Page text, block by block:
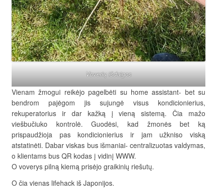
Voverių išdaigos
Vienam žmogui reikėjo pagelbėti su home assistant- bet su
bendrom pajėgom jis sujungė visus kondicionierius,
rekuperatorius ir dar kažką į vieną sistemą. Čia mažo
viešbučiuko kontrolė. Guodėsi, kad žmonės bet ką
prispaudžioja pas kondicionierius ir jam užkniso viską
atstatinėti. Dabar viskas bus išmaniai- centralizuotas valdymas,
o klientams bus QR kodas į vidinį WWW.
O voverys pilną kiemą prisėjo graikinių riešutų.
O čia vienas lifehack iš Japonijos.